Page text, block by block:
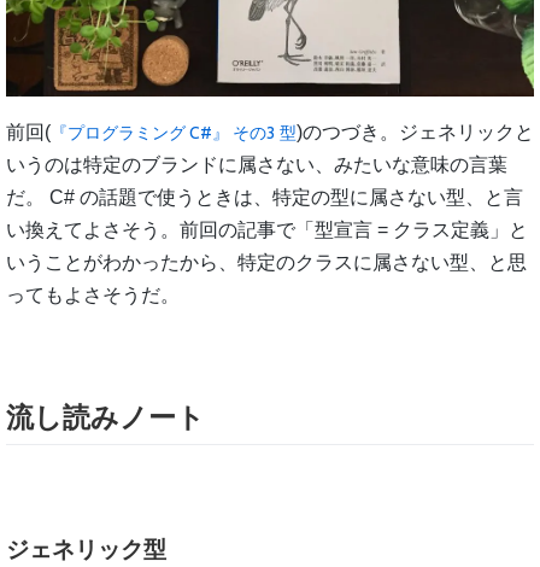
前回( 『プログラミング C#』 その3 型)のつづき。ジェネリックと
いうのは特定のブランドに属さない、みたいな意味の言葉
だ。 C# の話題で使うときは、特定の型に属さない型、と言
い換えてよさそう。前回の記事で「型宣言 = クラス定義」と
いうことがわかったから、特定のクラスに属さない型、と思
ってもよさそうだ。
流し読みノート
ジェネリック型